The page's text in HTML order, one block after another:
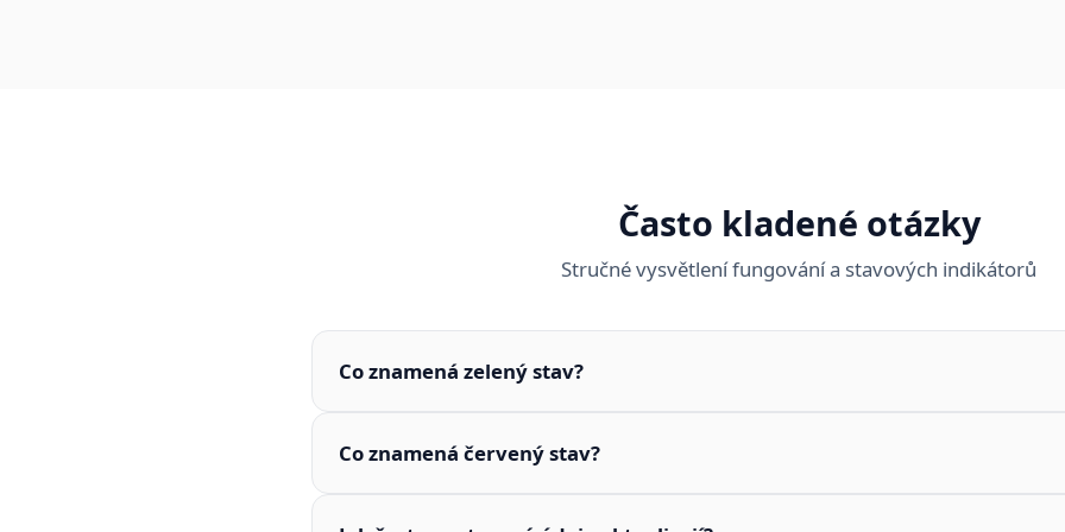
Často kladené otázky
Stručné vysvětlení fungování a stavových indikátorů
Co znamená zelený stav?
Co znamená červený stav?